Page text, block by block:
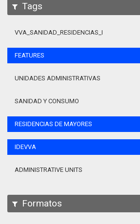
Tags
VVA_SANIDAD_RESIDENCIAS_MAYORES_105
FEATURES
UNIDADES ADMINISTRATIVAS
SANIDAD Y CONSUMO
RESIDENCIAS DE MAYORES
IDEVVA
ADMINISTRATIVE UNITS
Formatos